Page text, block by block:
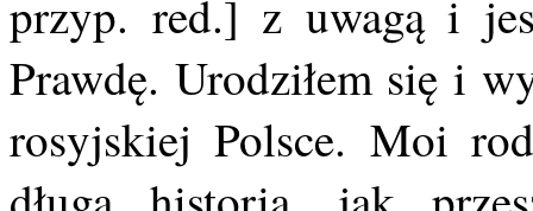
przyp. red.] z uwagą i
Prawdę. Urodziłem się i
rosyjskiej Polsce. Moi